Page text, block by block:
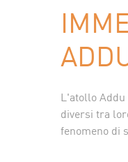
L'atollo
diversi tra
fenomeno di